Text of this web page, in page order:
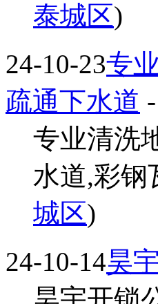
泰城区)
24-10-23专
疏通下水道
专业清洗
水道,彩钢
城区)
24-10-14昊